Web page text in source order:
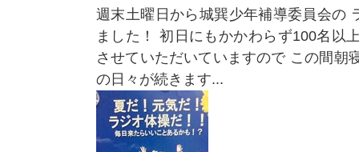
週末土曜日から城巽少年補導委員会の
ました！ 初日にもかかわらず100名以
させていただいていますので この間朝
の日々が続きます...